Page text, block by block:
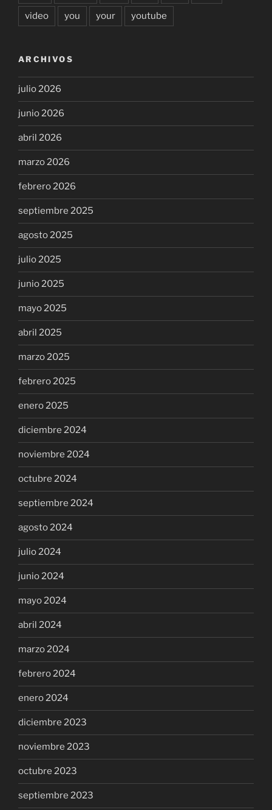
video you your youtube
ARCHIVOS
julio 2026
junio 2026
abril 2026
marzo 2026
febrero 2026
septiembre 2025
agosto 2025
julio 2025
junio 2025
mayo 2025
abril 2025
marzo 2025
febrero 2025
enero 2025
diciembre 2024
noviembre 2024
octubre 2024
septiembre 2024
agosto 2024
julio 2024
junio 2024
mayo 2024
abril 2024
marzo 2024
febrero 2024
enero 2024
diciembre 2023
noviembre 2023
octubre 2023
septiembre 2023